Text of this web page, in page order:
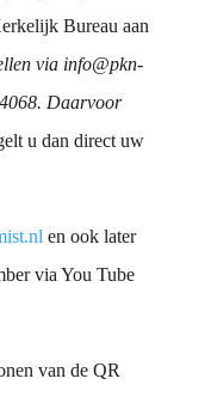
Bureau aan
via info@pkn-
Daarvoor
u dan direct uw
en ook later
via You Tube
van de QR